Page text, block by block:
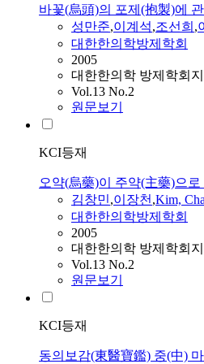
바꽃(烏頭)의 포제(抱製)에
성만준,이계석,조선희 ,
대한한의학방제학회
2005
대한한의학 방제학회지
Vol.13 No.2
원문보기
KCI등재
오약(烏藥)이 주약(主藥)으
김창민,이장천,Kim,
대한한의학방제학회
2005
대한한의학 방제학회지
Vol.13 No.2
원문보기
KCI등재
동의보감(東醫寶鑑) 중(中)